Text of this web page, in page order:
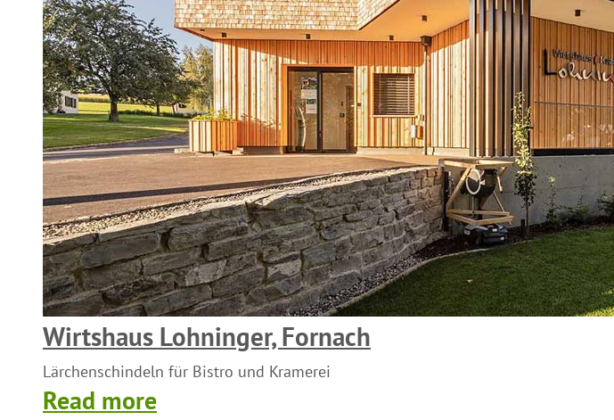
Wirtshaus Lohninger, Fornach
Lärchenschindeln für Bistro und Kramerei
Read more